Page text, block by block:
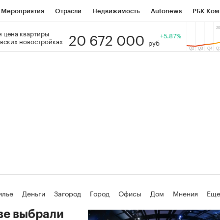
Мероприятия Отрасли Недвижимость Autonews РБК
РБК Образование Тренды
цена квартиры
новостройках
20 672 000 руб
+5.87%
Деньги Загород Город Офисы Дом Мнения Еще
выбрали